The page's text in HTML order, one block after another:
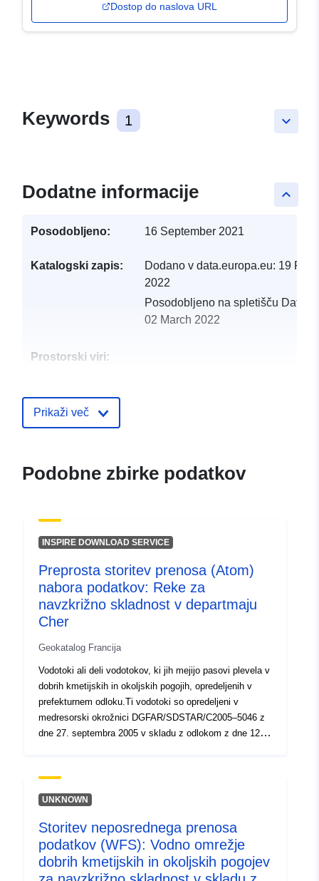
Dostop do naslova URL
keyboard_arrow_down
Keywords 1
keyboard_arrow_up
Dodatne informacije
Posodobljeno: 16 September 2021
Katalogski zapis: Dodano v data.europa.eu: 19
2022
Posodobljeno na spletišču
02 March 2022
Prostorski viri:
26c9056d1e31
4c53-9f4c-c98db47a8902
Tip:
Vir:
http://inspire.ec.europa.eu/
codelist/ResourceType/services
Prikaži več
Podobne zbirke podatkov
INSPIRE DOWNLOAD SERVICE
Preprosta storitev prenosa (Atom)
nabora podatkov: Reke za
navzkrižno skladnost v departmaju
Cher
Geokatalog Francija
Vodotoki ali deli vodotokov, ki jih mejijo pasovi plevela v
dobrih kmetijskih in okoljskih pogojih, opredeljenih v
prefekturnem odloku.Ti vodotoki so opredeljeni v
medresorski okrožnici DGFAR/SDSTAR/C2005–5046 z
dne 27. septembra 2005 v skladu z odlokom z dne 12.
okoljsko pokritost in pravila rotacije.
UNKNOWN
Storitev neposrednega prenosa
podatkov (WFS): Vodno omrežje
dobrih kmetijskih in okoljskih pogojev